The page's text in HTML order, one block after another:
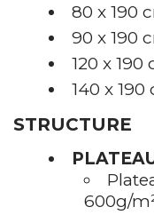
80 x 190
90 x 190
120 x 190
140 x 190
STRUCTURE
600g/